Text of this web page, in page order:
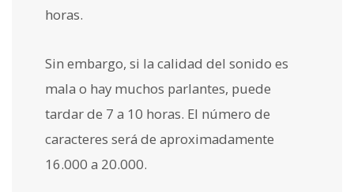
horas.
Sin embargo, si la calidad del sonido es
mala o hay muchos parlantes, puede
tardar de 7 a 10 horas. El número de
caracteres será de aproximadamente
16.000 a 20.000.